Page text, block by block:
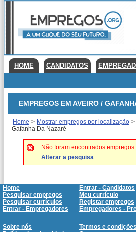
HOME CANDIDATOS
EMPREGOS EM AVEIRO /
Home > Mostrar empregos por localização >
Gafanha Da Nazaré
Não foram encontrados
Alterar a pesquisa.
Home
Entrar - Candidatos
Pesquisar empregos
Meu currículo
Pesquisar currículos
Registar empregos
Entrar - Empregadores
Empregadores -
Sobre nós
Termos e condições